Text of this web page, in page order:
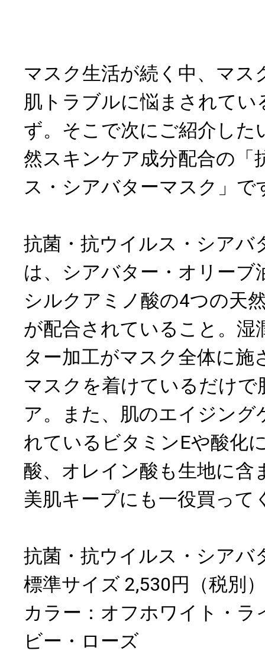
マスク生活が続く中、マス
肌トラブルに悩まされてい
ず。そこで次にご紹介した
然スキンケア成分配合の「
ス・シアバターマスク」で
抗菌・抗ウイルス・シアバ
は、シアバター・オリーブ
シルクアミノ酸の4つの天
が配合されていること。湿
ター加工がマスク全体に施
マスクを着けているだけで
ア。また、肌のエイジング
れているビタミンEや酸化
酸、オレイン酸も生地に含
美肌キープにも一役買って
抗菌・抗ウイルス・シアバ
標準サイズ 2,530円（税別）
カラー：オフホワイト・ラ
ビー・ローズ